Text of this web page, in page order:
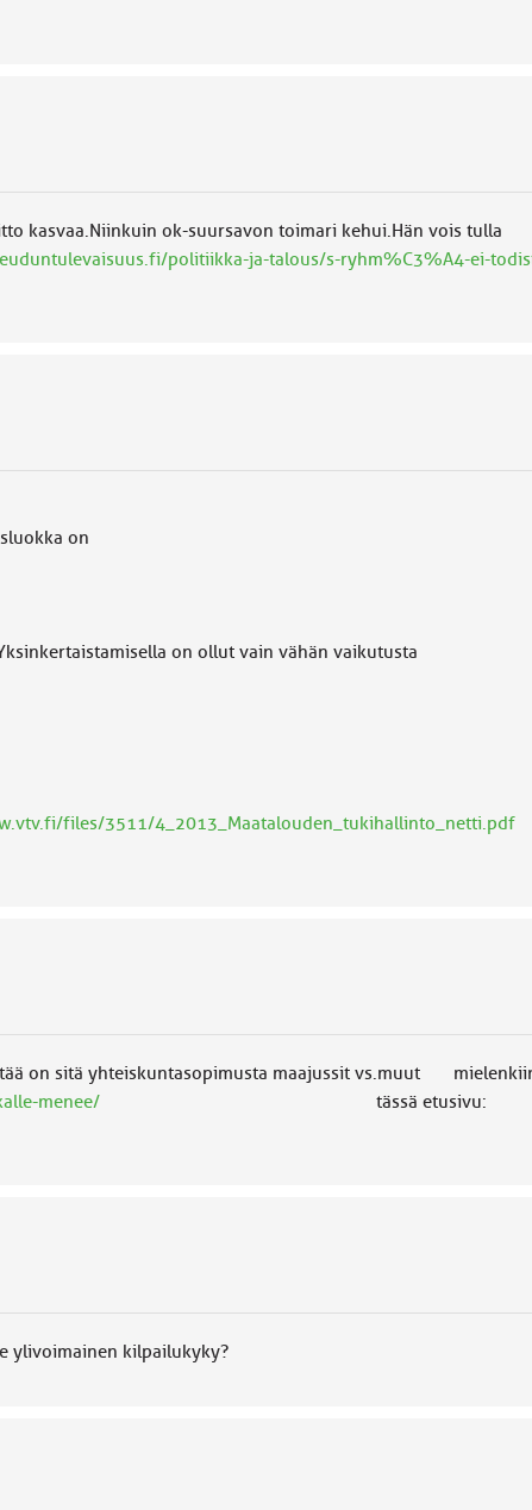
kasvaa.Niinkuin ok-suursavon toimari kehui.Hän vois tulla
politiikka-ja-talous/s-ryhm%C3%A4-ei-
on
on ollut vain vähän vaikutusta
files/3511/4_2013_Maatalouden_tukihallinto_netti.pdf
on sitä yhteiskuntasopimusta maajussit vs.muut
menee/tässä etusivu:
ylivoimainen kilpailukyky?